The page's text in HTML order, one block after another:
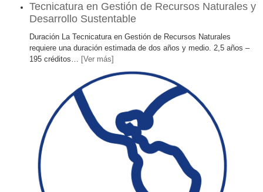
Tecnicatura en Gestión de Recursos Naturales y
Desarrollo Sustentable
Duración La Tecnicatura en Gestión de Recursos Naturales
requiere una duración estimada de dos años y medio. 2,5 años –
195 créditos… [Ver más]